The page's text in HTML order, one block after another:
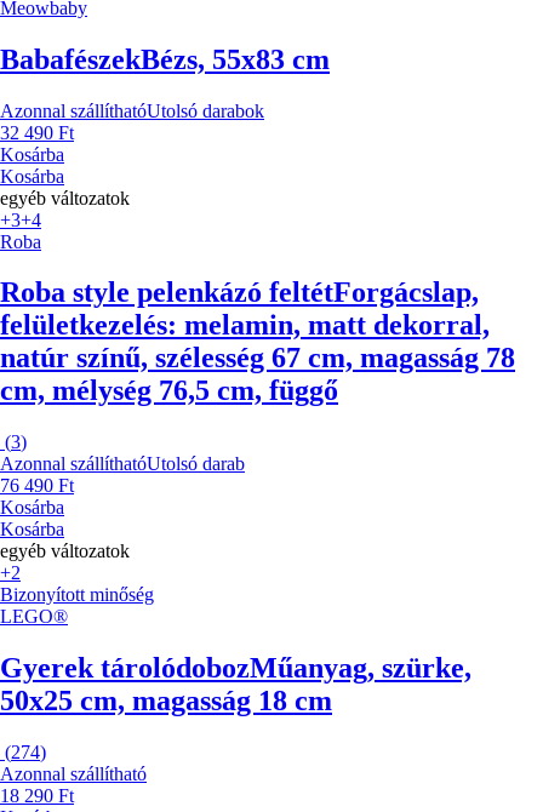
Meowbaby
BabafészekBézs, 55x83 cm
Azonnal szállíthatóUtolsó darabok
32 490 Ft
Kosárba
Kosárba
egyéb változatok
+3+4
Roba
Roba style pelenkázó feltétForgácslap,
felületkezelés: melamin, matt dekorral,
natúr színű, szélesség 67 cm, magasság 78
cm, mélység 76,5 cm, függő
(3)
Azonnal szállíthatóUtolsó darab
76 490 Ft
Kosárba
Kosárba
egyéb változatok
+2
Bizonyított minőség
LEGO®
Gyerek tárolódobozMűanyag, szürke,
50x25 cm, magasság 18 cm
(274)
Azonnal szállítható
18 290 Ft